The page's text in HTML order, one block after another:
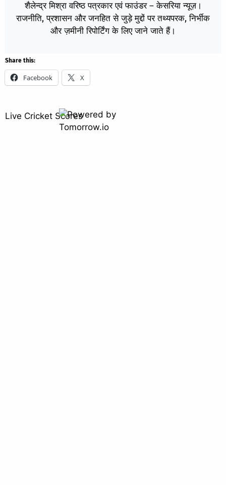
शैलेन्द्र मिश्रा वरिष्ठ पत्रकार एवं फाउंडर – केसरिया न्यूज़।
राजनीति, प्रशासन और जनहित से जुड़े मुद्दों पर तथ्यपरक, निर्भीक
और ज़मीनी रिपोर्टिंग के लिए जाने जाते हैं।
Share this:
Facebook X
Live Cricket Scores